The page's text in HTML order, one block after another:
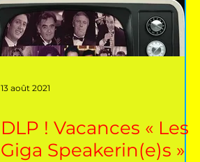
13 août 2021
DLP ! Vacances « Les
Giga Speakerin(e)s »